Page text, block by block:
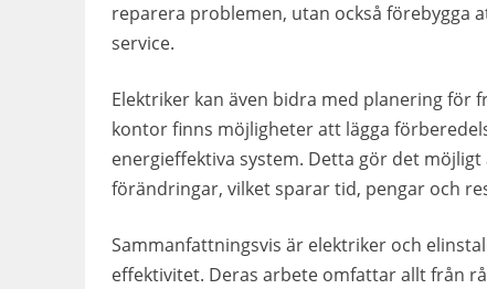
reparera problemen, utan också förebygga
service.
Elektriker kan även bidra med planering för
kontor finns möjligheter att lägga
energieffektiva system. Detta gör det
förändringar, vilket sparar tid, pengar och
Sammanfattningsvis är elektriker och
effektivitet. Deras arbete omfattar allt från